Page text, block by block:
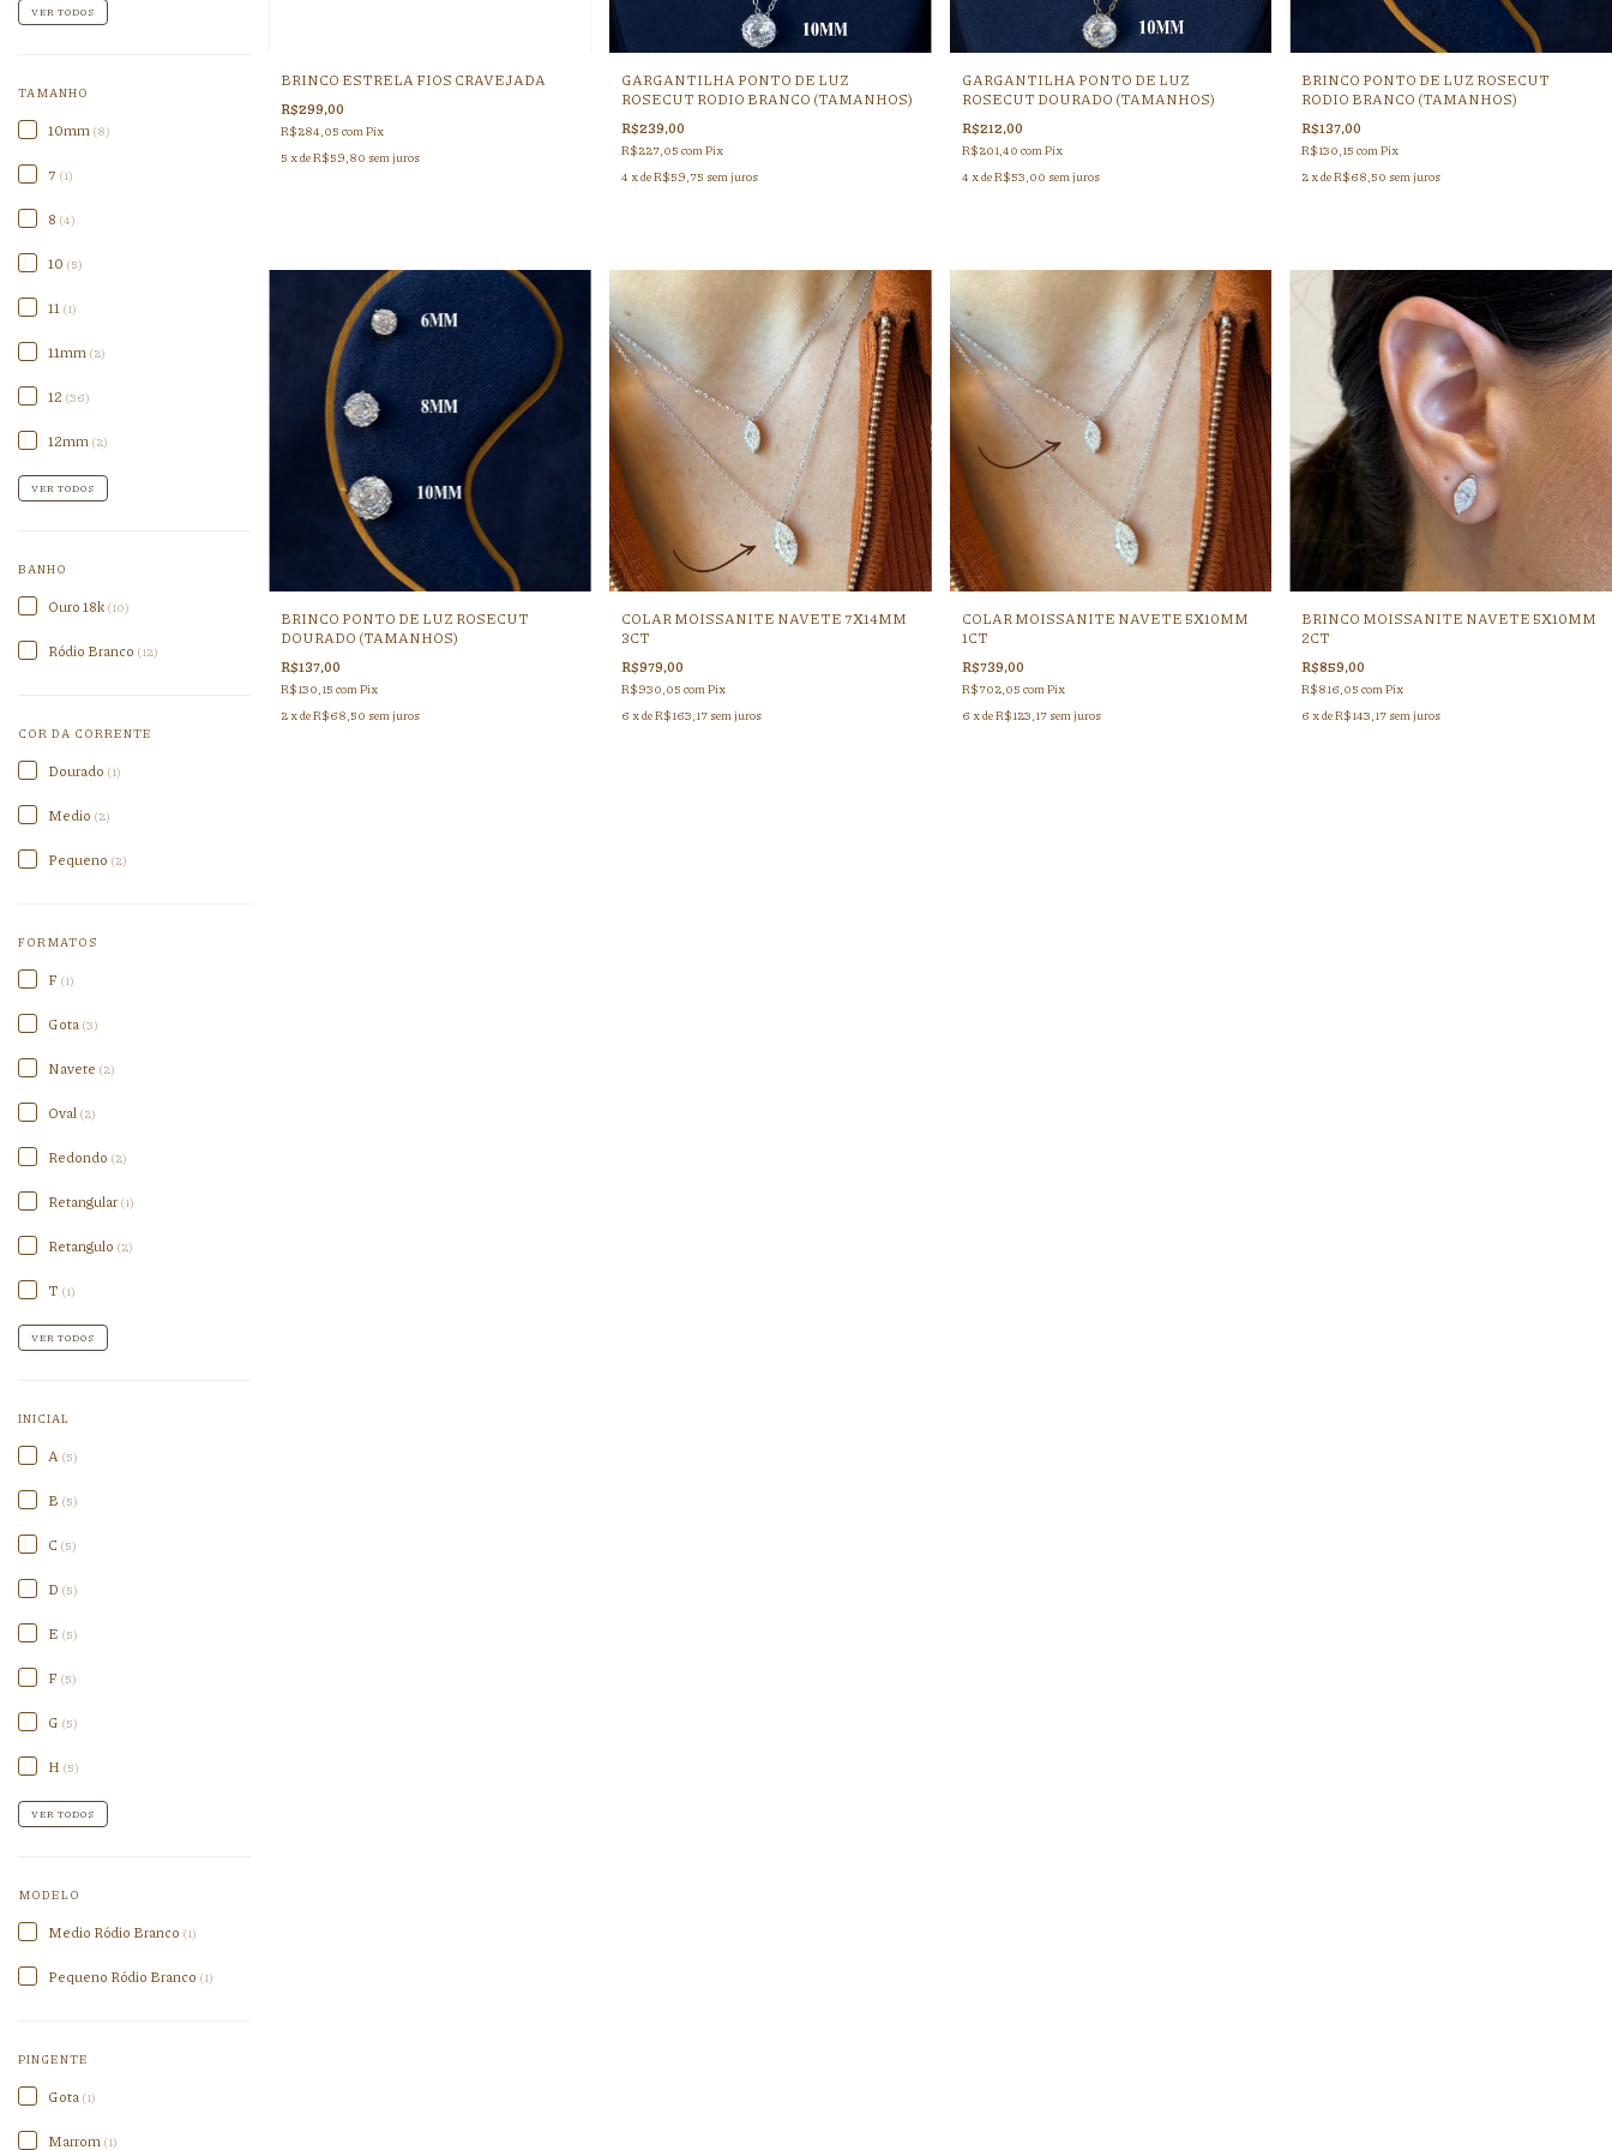
VER TODOS
TAMANHO
10mm (8)
7 (1)
8 (4)
10 (5)
11 (1)
11mm (2)
12 (36)
12mm (2)
VER TODOS
BANHO
Ouro 18k (10)
Ródio Branco (12)
COR DA CORRENTE
Dourado (1)
Medio (2)
Pequeno (2)
FORMATOS
F (1)
Gota (3)
Navete (2)
Oval (2)
Redondo (2)
Retangular (1)
Retangulo (2)
T (1)
VER TODOS
INICIAL
A (5)
B (5)
C (5)
D (5)
E (5)
F (5)
G (5)
H (5)
VER TODOS
MODELO
Medio Ródio Branco (1)
Pequeno Ródio Branco (1)
PINGENTE
Gota (1)
Marrom (1)
BRINCO ESTRELA FIOS CRAVEJADA
R$299,00
R$284,05 com Pix
5 x deR$59,80 sem juros
GARGANTILHA PONTO DE LUZ
ROSECUT RODIO BRANCO (TAMANHOS)
R$239,00
R$227,05 com Pix
4 x deR$59,75 sem juros
GARGANTILHA PONTO DE LUZ
ROSECUT DOURADO (TAMANHOS)
R$212,00
R$201,40 com Pix
4 x deR$53,00 sem juros
BRINCO PONTO DE LUZ ROSECUT
RODIO BRANCO (TAMANHOS)
R$137,00
R$130,15com Pix
2 x deR$68,50 sem juros
BRINCO PONTO DE LUZ ROSECUT
DOURADO (TAMANHOS)
R$137,00
R$130,15 comPix
2 x deR$68,50 sem juros
COLAR MOISSANITE NAVETE 7X14MM
3CT
R$979,00
R$930,05 comPix
6 x deR$163,17 sem juros
COLAR MOISSANITE NAVETE 5X10MM
1CT
R$739,00
R$702,05 comPix
6 x deR$123,17 sem juros
BRINCO MOISSANITE NAVETE 5X10MM
2CT
R$859,00
R$816,05comPix
6 x deR$143,17 sem juros